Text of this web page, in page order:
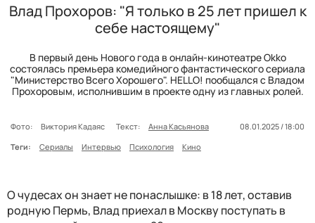
Влад Прохоров: "Я только в 25 лет пришел к
себе настоящему"
В первый день Нового года в онлайн-кинотеатре Okko
состоялась премьера комедийного фантастического сериала
"Министерство Всего Хорошего". HELLO! пообщался с Владом
Прохоровым, исполнившим в проекте одну из главных ролей.
Фото: Виктория Кадаяс Текст: Анна Касьянова
08.01.2025 / 18:00
Теги:
Сериалы Интервью Психология Кино
О чудесах он знает не понаслышке: в 18 лет, оставив
родную Пермь, Влад приехал в Москву поступать в